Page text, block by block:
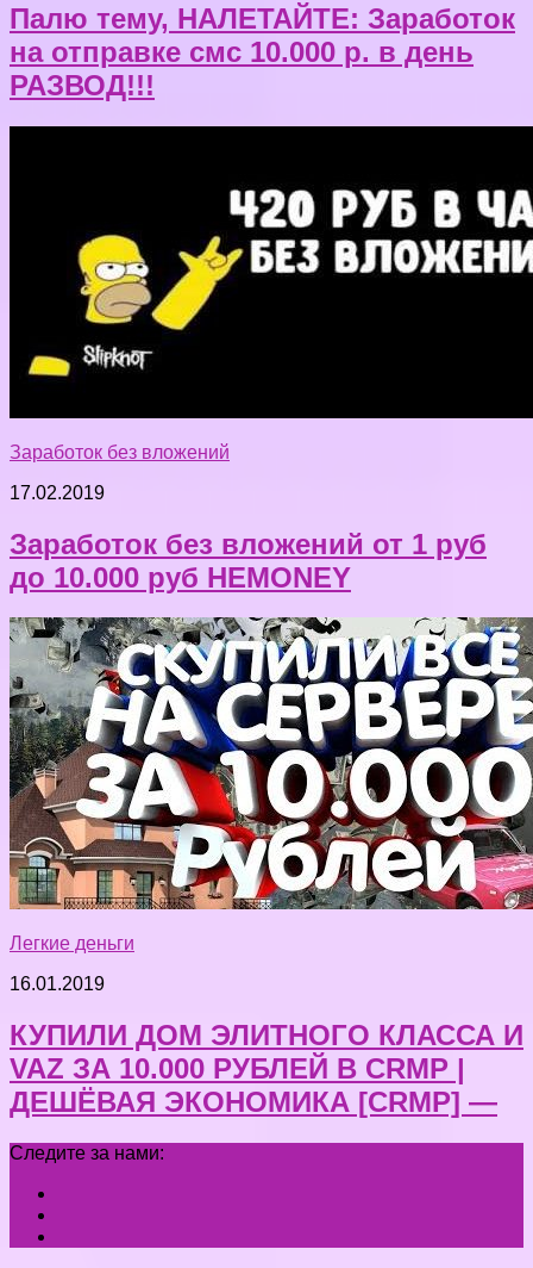
Палю тему, НАЛЕТАЙТЕ: Заработок
на отправке смс 10.000 р. в день
РАЗВОД!!!
Заработок без вложений
17.02.2019
Заработок без вложений от 1 руб
до 10.000 руб HEMONEY
Легкие деньги
16.01.2019
КУПИЛИ ДОМ ЭЛИТНОГО КЛАССА И
VAZ ЗА 10.000 РУБЛЕЙ В CRMP |
ДЕШЁВАЯ ЭКОНОМИКА [CRMP] —
Следите за нами: